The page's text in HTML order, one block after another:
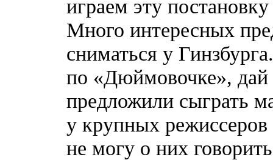
играем эту
Много интересных
сниматься у
по «Дюймовочке»,
предложили сыграть
у крупных
не могу о них